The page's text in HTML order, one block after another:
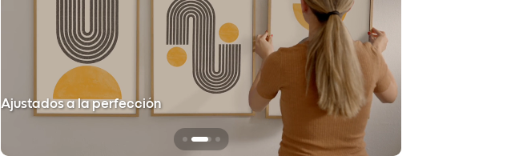
Ajustados a la perfección